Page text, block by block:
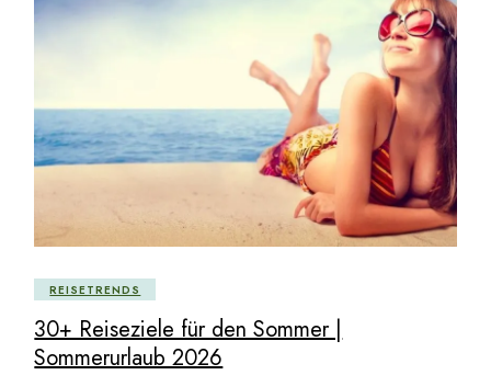
REISETRENDS
30+ Reiseziele für den Sommer |
Sommerurlaub 2026